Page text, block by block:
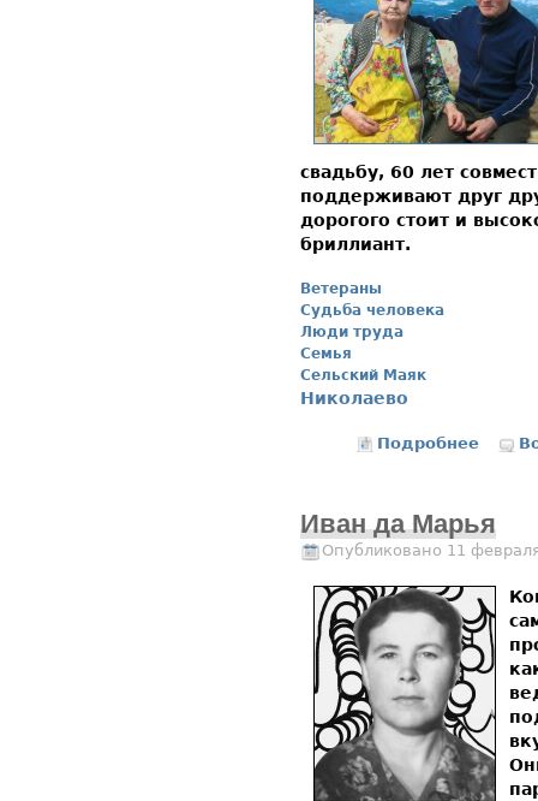
свадьбу, 60 лет
поддерживают друг
дорогого стоит и
бриллиант.
Ветераны
Судьба человека
Люди труда
Семья
Сельский Маяк
Николаево
Подробнее о
Иван да Марья
Опубликовано 11